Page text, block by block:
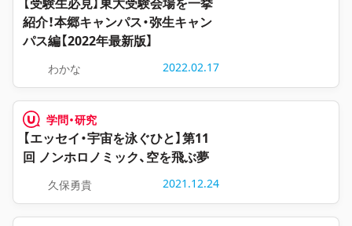
紹介！本郷キャンパス・弥生キャン
パス編【2022年最新版】
わかな 2022.02.17
学問・研究
【エッセイ・宇宙を泳ぐひと】第11
回 ノンホロノミック、空を飛ぶ夢
久保勇貴 2021.12.24